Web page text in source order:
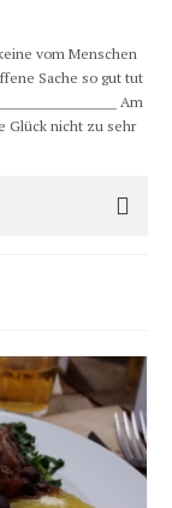
keine vom Menschen
Sache so gut tut
Am
Glück nicht zu sehr